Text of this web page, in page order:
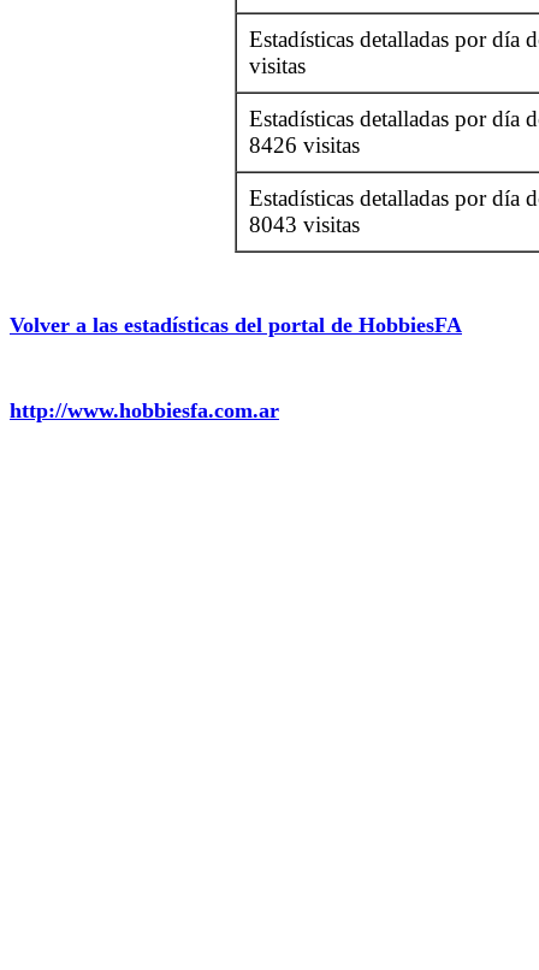
Estadísticas detalladas por día
visitas
Estadísticas detalladas por día
8426 visitas
Estadísticas detalladas por día
8043 visitas
Volver a las estadísticas del portal de HobbiesFA
http://www.hobbiesfa.com.ar